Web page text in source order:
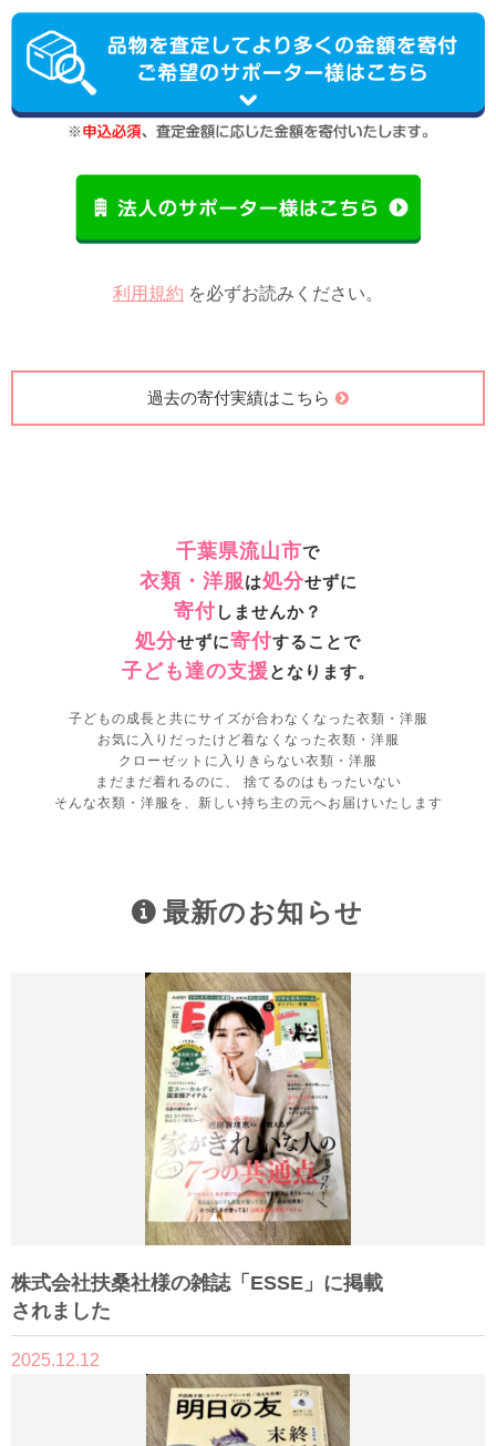
利用規約 を必ずお読みください。
過去の寄付実績はこちら
千葉県流山市で
衣類・洋服は処分せずに
寄付しませんか？
処分せずに寄付することで
子ども達の支援 となります。
子どもの成長と共にサイズが合わなくなった衣類・洋服
お気に入りだったけど着なくなった衣類・洋服
クローゼットに入りきらない衣類・洋服
まだまだ着れるのに、 捨てるのはもったいない
そんな衣類・洋服を、新しい持ち主の元へお届けいたします
最新のお知らせ
株式会社扶桑社様の雑誌「ESSE」に掲載
されました
2025.12.12